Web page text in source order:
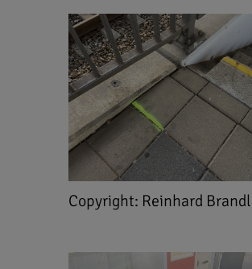
Copyright: Reinhard Brandl